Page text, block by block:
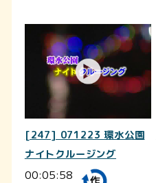
[247] 071223 環水公園
ナイトクルージング
00:05:58